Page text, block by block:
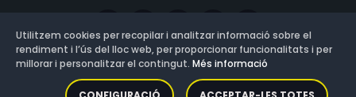
Versió: 3.13.0.202607011342
Utilitzem cookies per recopilar i analitzar informació sobre el
rendiment i l’ús del lloc web, per proporcionar funcionalitats i per
millorar i personalitzar el contingut. Més informació